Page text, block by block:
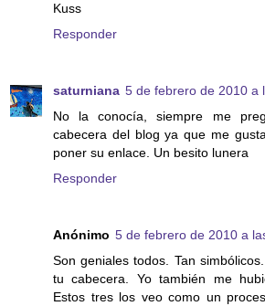
Kuss
Responder
saturniana 5 de febrero de 2010 a
No la conocía, siempre me
cabecera del blog ya que me
poner su enlace. Un besito lunera
Responder
Anónimo 5 de febrero de 2010 a
Son geniales todos. Tan
tu cabecera. Yo también me
Estos tres los veo como un